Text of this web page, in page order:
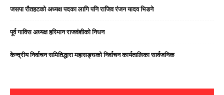
जसपा राैतहटको अध्यक्ष पदका लागि पनि राजिव रंजन यादव भिडने
पूर्व गाविस अध्यक्ष हरिमान राजवंशीको निधन
केन्द्रीय निर्वाचन समितिद्धारा महासङ्घको निर्वाचन कार्यतालिका सार्वजनिक